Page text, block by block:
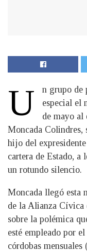
U
n grupo de
especial el
de mayo al
Moncada Colindres,
hijo del
cartera de Estado,
un rotundo silencio.
Moncada llegó esta
de la Alianza
sobre la polémica
esté empleado por
córdobas